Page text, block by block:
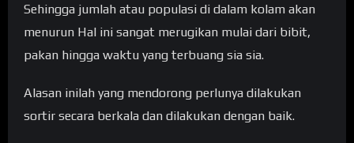
Sehingga jumlah atau populasi di dalam kolam akan
menurun Hal ini sangat merugikan mulai dari bibit,
pakan hingga waktu yang terbuang sia sia.
Alasan inilah yang mendorong perlunya dilakukan
sortir secara berkala dan dilakukan dengan baik.